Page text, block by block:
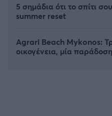
5 σημάδια ότι το σπίτι
summer reset
Agrari Beach Mykonos:
οικογένεια, μία παράδοση